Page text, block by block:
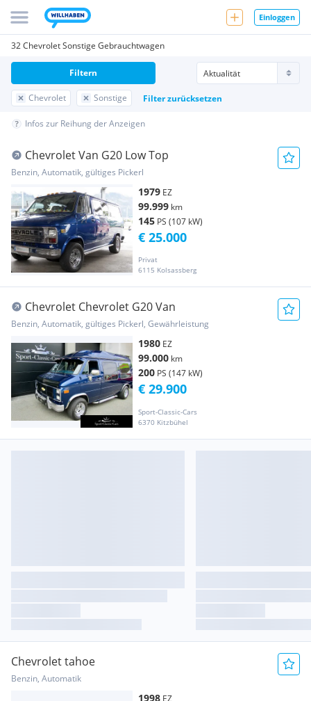
Einloggen
32 Chevrolet Sonstige Gebrauchtwagen
Chevrolet Sonstige Filter zurücksetzen
Filtern
Infos zur Reihung der Anzeigen
Chevrolet Van G20 Low Top
Benzin, Automatik, gültiges Pickerl
1979 EZ
99.999 km
145 PS (107 kW)
Privat
6115 Kolsassberg
€ 25.000
Chevrolet Chevrolet G20 Van
Benzin, Automatik, gültiges Pickerl, Gewährleistung
1980 EZ
99.000 km
200 PS (147 kW)
Sport-Classic-Cars
6370 Kitzbühel
€ 29.900
Chevrolet tahoe
Benzin, Automatik
1998